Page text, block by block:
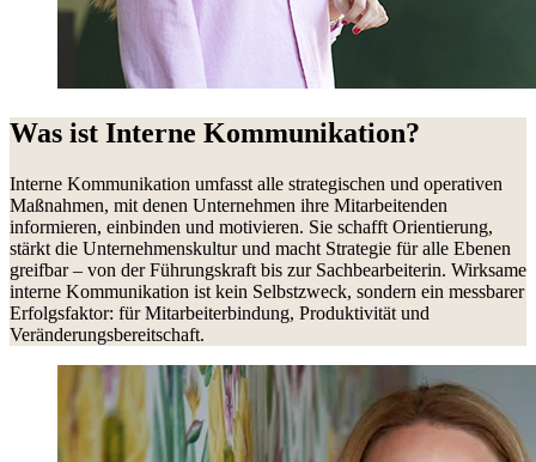
Was ist Interne Kommunikation?
Interne Kommunikation umfasst alle strategischen und operativen
Maßnahmen, mit denen Unternehmen ihre Mitarbeitenden
informieren, einbinden und motivieren. Sie schafft Orientierung,
stärkt die Unternehmenskultur und macht Strategie für alle Ebenen
greifbar – von der Führungskraft bis zur Sachbearbeiterin. Wirksame
interne Kommunikation ist kein Selbstzweck, sondern ein messbarer
Erfolgsfaktor: für Mitarbeiterbindung, Produktivität und
Veränderungsbereitschaft.